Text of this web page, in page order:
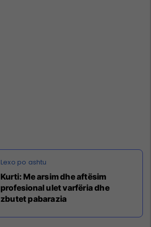
Kurti: Me arsim dhe aftësim
profesional ulet varfëria dhe
zbutet pabarazia